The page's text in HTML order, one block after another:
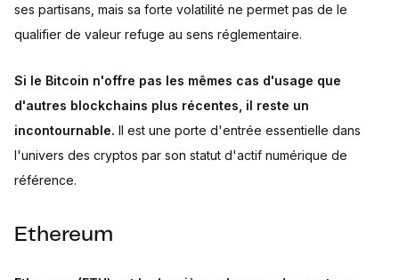
ses partisans, mais sa forte volatilité ne permet pas de le
qualifier de valeur refuge au sens réglementaire.
Si le Bitcoin n'offre pas les mêmes cas d'usage que
d'autres blockchains plus récentes, il reste un
incontournable. Il est une porte d'entrée essentielle dans
l'univers des cryptos par son statut d'actif numérique de
référence.
Ethereum